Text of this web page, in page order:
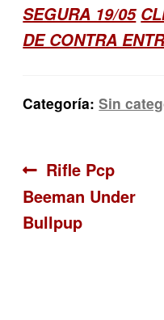
SEGURA 19/05
DE CONTRA
Categoría:Sin
de
Anterior:
Rifle Pcp
Beeman Under
Bullpup